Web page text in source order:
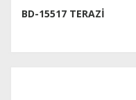
BD-15517 TERAZİ